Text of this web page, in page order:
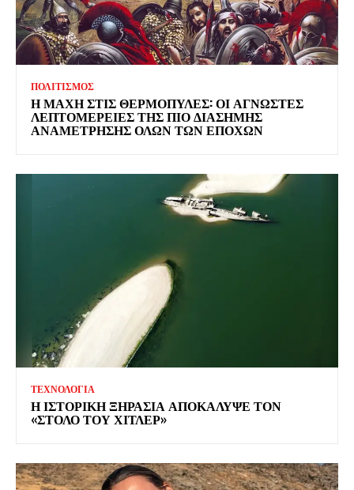
ΠΟΛΙΤΙΣΜΟΣ
Η ΜΑΧΗ ΣΤΙΣ ΘΕΡΜΟΠΥΛΕΣ: ΟΙ ΑΓΝΩΣΤΕΣ
ΛΕΠΤΟΜΕΡΕΙΕΣ ΤΗΣ ΠΙΟ ΔΙΑΣΗΜΗΣ
ΑΝΑΜΕΤΡΗΣΗΣ ΟΛΩΝ ΤΩΝ ΕΠΟΧΩΝ
ΤΕΧΝΟΛΟΓΙΑ
Η ΙΣΤΟΡΙΚΗ ΞΗΡΑΣΙΑ ΑΠΟΚΑΛΥΨΕ ΤΟΝ
«ΣΤΟΛΟ ΤΟΥ ΧΙΤΛΕΡ»